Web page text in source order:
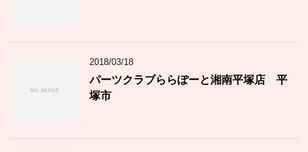
2018/03/18
パーツクラブららぽーと湘南平塚店 平
塚市